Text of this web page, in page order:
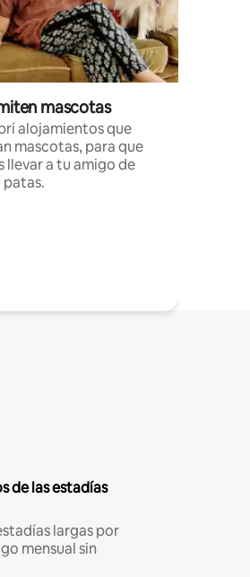
mascotas
alojamientos que
mascotas, para que
llevar a tu amigo de
de las estadías
largas por
mensual sin